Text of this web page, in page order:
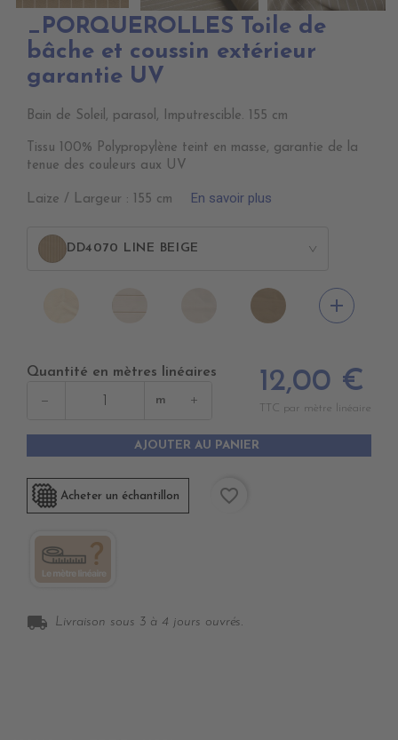
_PORQUEROLLES Toile de
bâche et coussin extérieur
garantie UV
Bain de Soleil, parasol, Imputrescible. 155 cm
Tissu 100% Polypropylène teint en masse, garantie de la
tenue des couleurs aux UV
Laize / Largeur : 155 cm En savoir plus
DD4070 LINE BEIGE >
DD4010
DD4030
CANVAS
DD4040
BEIGE
add
Quantité en mètres linéaires
− m +
12,00 €
TTC par mètre linéaire
AJOUTER AU PANIER
Acheter un échantillon favorite_border
local_shipping Livraison sous 3 à 4 jours ouvrés.